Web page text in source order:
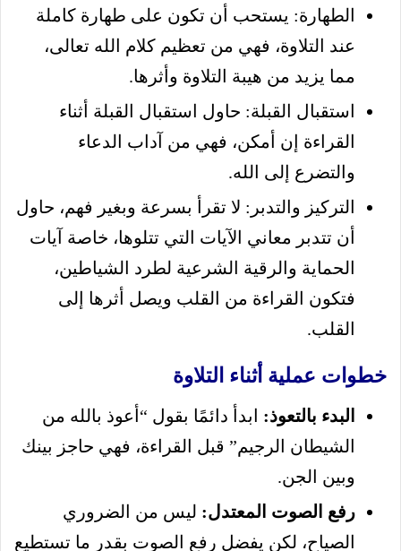
الطهارة: يستحب أن تكون على طهارة كاملة
عند التلاوة، فهي من تعظيم كلام الله تعالى،
مما يزيد من هيبة التلاوة وأثرها.
استقبال القبلة: حاول استقبال القبلة أثناء
القراءة إن أمكن، فهي من آداب الدعاء
والتضرع إلى الله.
التركيز والتدبر: لا تقرأ بسرعة وبغير فهم، حاول
أن تتدبر معاني الآيات التي تتلوها، خاصة آيات
الحماية والرقية الشرعية لطرد الشياطين،
فتكون القراءة من القلب ويصل أثرها إلى
القلب.
خطوات عملية أثناء التلاوة
البدء بالتعوذ: ابدأ دائمًا بقول “أعوذ بالله من
الشيطان الرجيم” قبل القراءة، فهي حاجز بينك
وبين الجن.
رفع الصوت المعتدل: ليس من الضروري
الصياح، لكن يفضل رفع الصوت بقدر ما تستطيع